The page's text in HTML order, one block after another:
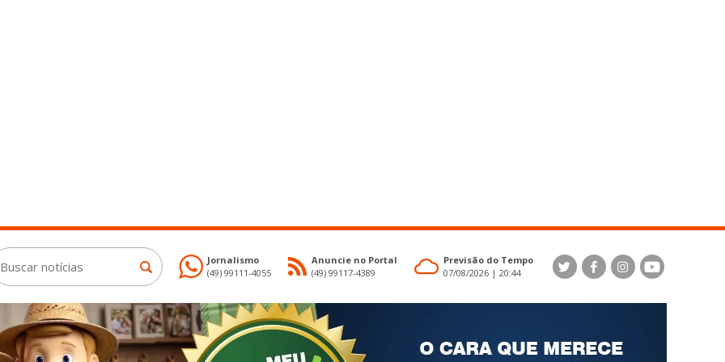
Jornalismo
(49) 99111-4055
Anuncie no Portal
(49) 99117-4389
Previsão do Tempo
07/08/2026 | 20:44